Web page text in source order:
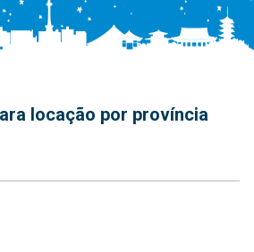
locação por província